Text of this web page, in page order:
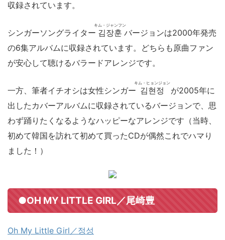
収録されています。
シンガーソングライター 김장훈
キム・ジャンフン
バージョンは2000年発売
の6集アルバムに収録されています。どちらも原曲ファン
が安心して聴けるバラードアレンジです。
一方、筆者イチオシは女性シンガー 김현정
キム・ヒョンジョン
が2005年に
出したカバーアルバムに収録されているバージョンで、思
わず踊りたくなるようなハッピーなアレンジです（当時、
初めて韓国を訪れて初めて買ったCDが偶然これでハマり
ました！）
●OH MY LITTLE GIRL／尾崎豊
Oh My Little Girl／정성